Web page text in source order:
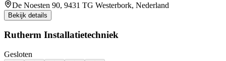
De Noesten 90, 9431 TG Westerbork, Nederland
Bekijk details
Rutherm Installatietechniek
Gesloten